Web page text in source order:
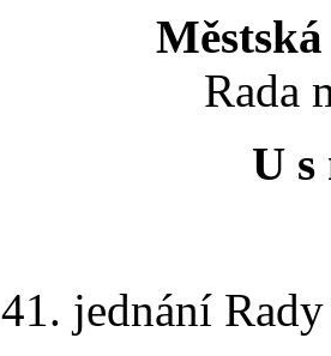
Rada
U s
41. jednání